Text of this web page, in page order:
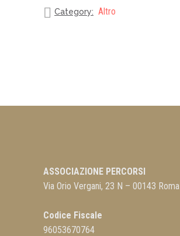
Category: Altro
ASSOCIAZIONE PERCORSI
Via Orio Vergani, 23 N – 00143 Roma
Codice Fiscale
96053670764